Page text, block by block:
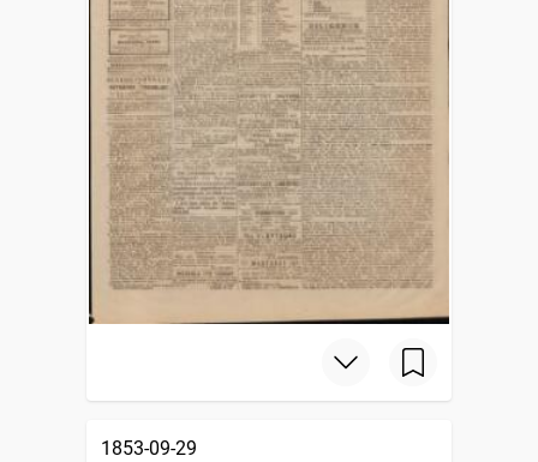
1853-09-29